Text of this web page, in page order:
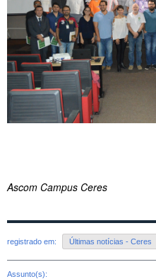
Ascom Campus Ceres
registrado em: Últimas notícias - Ceres
Assunto(s):